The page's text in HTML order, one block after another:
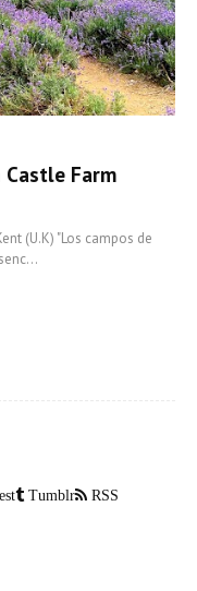
Castle Farm
(U.K) "Los campos de
Tumblr RSS